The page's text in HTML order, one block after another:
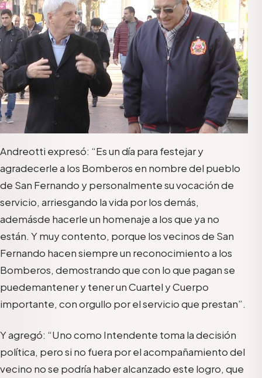
Andreotti expresó: “Es un día para festejar y
agradecerle a los Bomberos en nombre del pueblo
de San Fernando y personalmente su vocación de
servicio, arriesgando la vida por los demás,
ademásde hacerle un homenaje a los que ya no
están. Y muy contento, porque los vecinosde San
Fernando hacensiempre un reconocimiento a los
Bomberos, demostrando que con lo que pagan se
puedemantener y tener un Cuartel y Cuerpo
importante, con orgullo por el servicio que prestan”.
Y agregó: “Uno como Intendente toma la decisión
política, pero si no fuera por el acompañamiento del
vecino no se podría haber alcanzado este logro, que